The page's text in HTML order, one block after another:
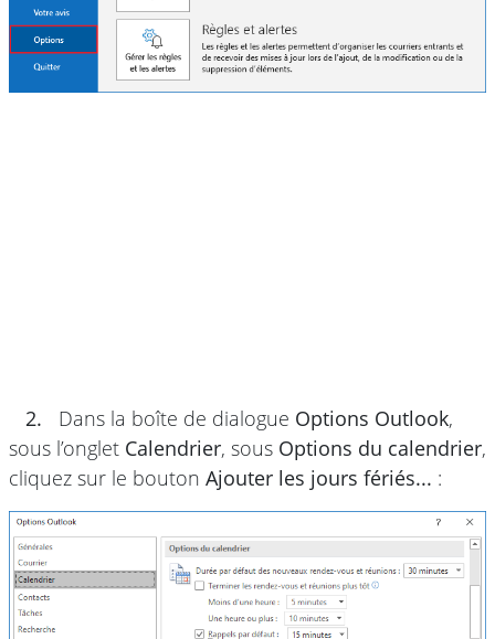
2. Dans la boîte de dialogue Options Outlook,
sous l’onglet Calendrier, sous Options du calendrier,
cliquez sur le bouton Ajouter les jours fériés... :